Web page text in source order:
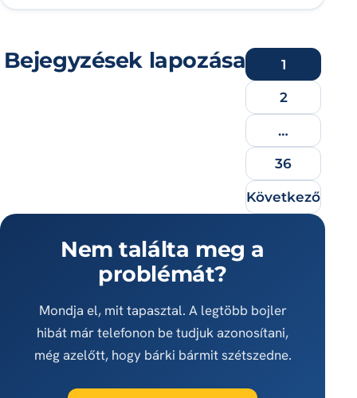
Bejegyzések lapozása 1
2
…
36
Következő
Nem találta meg a
problémát?
Mondja el, mit tapasztal. A legtöbb bojler
hibát már telefonon be tudjuk azonosítani,
még azelőtt, hogy bárki bármit szétszedne.